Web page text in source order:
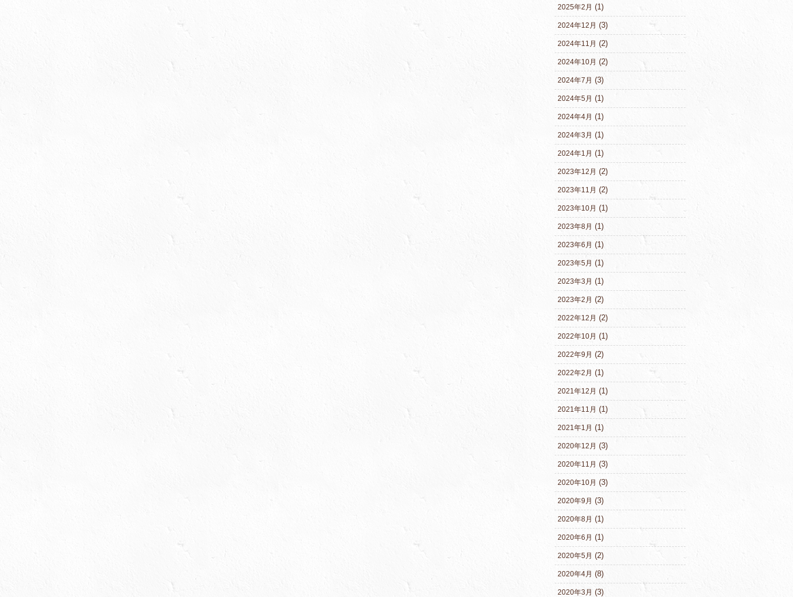
2025年2月 (1)
2024年12月 (3)
2024年11月 (2)
2024年10月 (2)
2024年7月 (3)
2024年5月 (1)
2024年4月 (1)
2024年3月 (1)
2024年1月 (1)
2023年12月 (2)
2023年11月 (2)
2023年10月 (1)
2023年8月 (1)
2023年6月 (1)
2023年5月 (1)
2023年3月 (1)
2023年2月 (2)
2022年12月 (2)
2022年10月 (1)
2022年9月 (2)
2022年2月 (1)
2021年12月 (1)
2021年11月 (1)
2021年1月 (1)
2020年12月 (3)
2020年11月 (3)
2020年10月 (3)
2020年9月 (3)
2020年8月 (1)
2020年6月 (1)
2020年5月 (2)
2020年4月 (8)
2020年3月 (3)